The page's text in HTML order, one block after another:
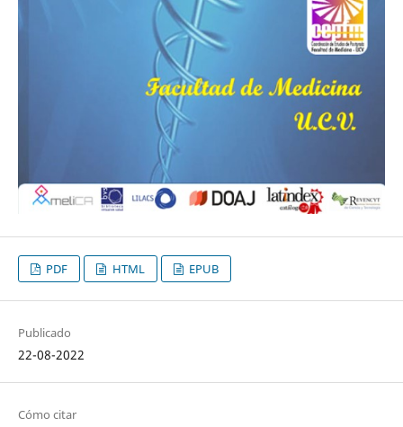
PDF HTML EPUB
Publicado
22-08-2022
Cómo citar